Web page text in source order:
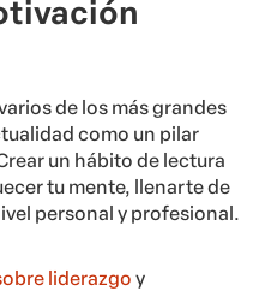
de los más grandes
como un pilar
un hábito de lectura
tu mente, llenarte de
personal y profesional.
liderazgo y